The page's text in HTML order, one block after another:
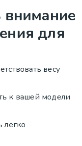
внимание
для
весу
к вашей модели